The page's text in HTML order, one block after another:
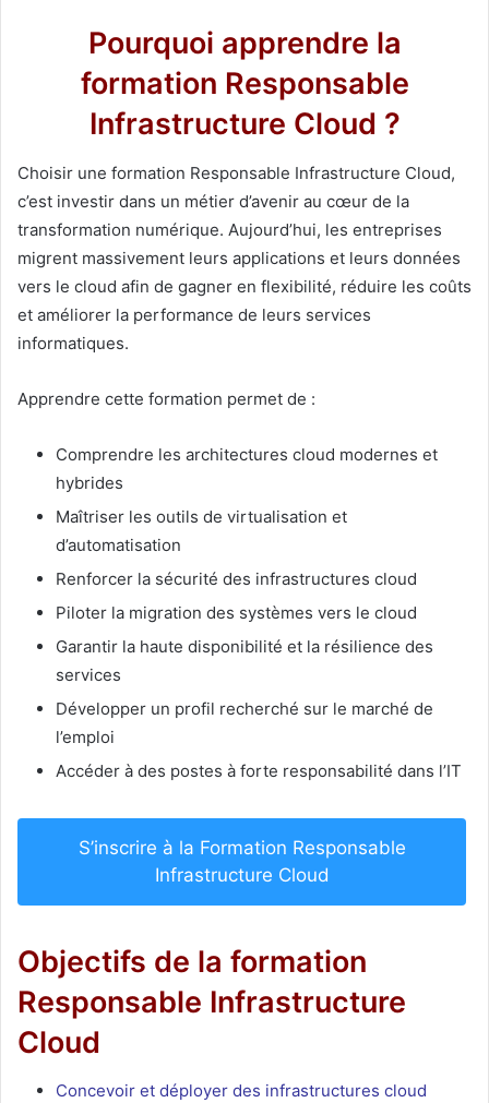
Pourquoi apprendre la
formation Responsable
Infrastructure Cloud ?
Choisir une formation Responsable Infrastructure Cloud,
c’est investir dans un métier d’avenir au cœur de la
transformation numérique. Aujourd’hui, les entreprises
migrent massivement leurs applications et leurs données
vers le cloud afin de gagner en flexibilité, réduire les coûts
et améliorer la performance de leurs services
informatiques.
Apprendre cette formation permet de :
Comprendre les architectures cloud modernes et
hybrides
Maîtriser les outils de virtualisation et
d’automatisation
Renforcer la sécurité des infrastructures cloud
Piloter la migration des systèmes vers le cloud
Garantir la haute disponibilité et la résilience des
services
Développer un profil recherché sur le marché de
l’emploi
Accéder à des postes à forte responsabilité dans l’IT
S’inscrire à la Formation Responsable
Infrastructure Cloud
Objectifs de la formation
Responsable Infrastructure
Cloud
Concevoir et déployer des infrastructures cloud